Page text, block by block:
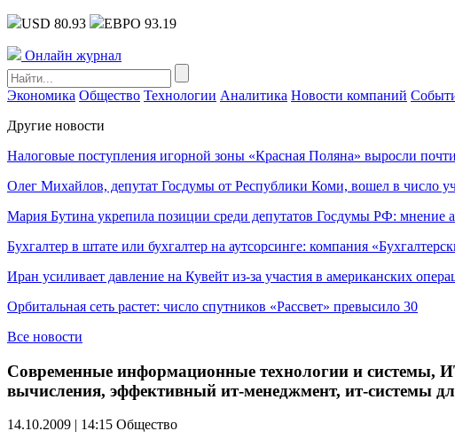
USD 80.93 ЕВРО 93.19
Онлайн журнал
Экономика Общество Технологии Аналитика Новости компаний
Другие новости
Налоговые поступления игорной зоны «Красная Поляна» выросли
Олег Михайлов, депутат Госдумы от Республики Коми, вошел в число
Мария Бутина укрепила позиции среди депутатов Госдумы РФ: мнение
Бухгалтер в штате или бухгалтер на аутсорсинге: компания
Иран усиливает давление на Кувейт из-за участия в американских
Орбитальная сеть растет: число спутников «Рассвет» превысило 30
Все новости
Современные информационные технологии и системы,
вычисления, эффективный ит-менеджмент, ит-системы
14.10.2009 | 14:15 Общество